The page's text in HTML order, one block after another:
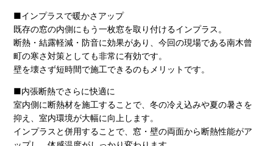
■インプラスで暖かさアップ
既存の窓の内側にもう一枚窓を取り付けるインプラス。
断熱・結露軽減・防音に効果があり、今回の現場である南木曾
町の寒さ対策としても非常に有効です。
壁を壊さず短時間で施工できるのもメリットです。
■内張断熱でさらに快適に
室内側に断熱材を施工することで、冬の冷え込みや夏の暑さを
抑え、室内環境が大幅に向上します。
インプラスと併用することで、窓・壁の両面から断熱性能がア